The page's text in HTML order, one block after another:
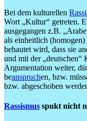
Bei dem kulturellen
Wort „Kultur“ getreten.
ausgegangen z.B.
als einheitlich
behautet wird, dass sie
und mit der
Argumentation weiter,
beanspruchen, bzw.
bzw. abgeschoben
Rassismus spukt nicht